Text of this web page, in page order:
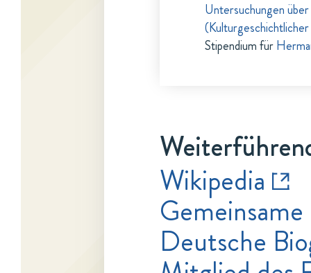
Untersuchungen
Stipendium für
Wikipedia
Deutsche